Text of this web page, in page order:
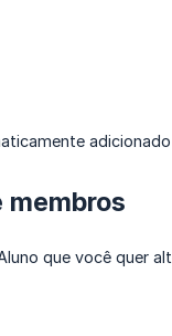
membros
que você quer